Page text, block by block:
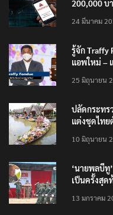
200,000 บ
24 มีนาคม
รู้จัก Traffy
แอพใหม่ –
25 มิถุนายน
ปลัดกระทร
แต่งชุดไทย
10 มิถุนายน
‘นายพลบีทู
เป็นครั้งสุด
13 มกราคม